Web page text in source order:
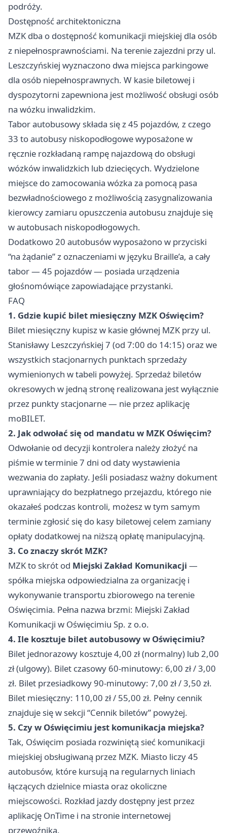
podróży.
Dostępność architektoniczna
MZK dba o dostępność komunikacji miejskiej dla osób
z niepełnosprawnościami. Na terenie zajezdni przy ul.
Leszczyńskiej wyznaczono dwa miejsca parkingowe
dla osób niepełnosprawnych. W kasie biletowej i
dyspozytorni zapewniona jest możliwość obsługi osób
na wózku inwalidzkim.
Tabor autobusowy składa się z 45 pojazdów, z czego
33 to autobusy niskopodłogowe wyposażone w
ręcznie rozkładaną rampę najazdową do obsługi
wózków inwalidzkich lub dziecięcych. Wydzielone
miejsce do zamocowania wózka za pomocą pasa
bezwładnościowego z możliwością zasygnalizowania
kierowcy zamiaru opuszczenia autobusu znajduje się
w autobusach niskopodłogowych.
Dodatkowo 20 autobusów wyposażono w przyciski
“na żądanie” z oznaczeniami w języku Braille’a, a cały
tabor — 45 pojazdów — posiada urządzenia
głośnomówiące zapowiadające przystanki.
FAQ
1. Gdzie kupić bilet miesięczny MZK Oświęcim?
Bilet miesięczny kupisz w kasie głównej MZK przy ul.
Stanisławy Leszczyńskiej 7 (od 7:00 do 14:15) oraz we
wszystkich stacjonarnych punktach sprzedaży
wymienionych w tabeli powyżej. Sprzedaż biletów
okresowych w jedną stronę realizowana jest wyłącznie
przez punkty stacjonarne — nie przez aplikację
moBILET.
2. Jak odwołać się od mandatu w MZK Oświęcim?
Odwołanie od decyzji kontrolera należy złożyć na
piśmie w terminie 7 dni od daty wystawienia
wezwania do zapłaty. Jeśli posiadasz ważny dokument
uprawniający do bezpłatnego przejazdu, którego nie
okazałeś podczas kontroli, możesz w tym samym
terminie zgłosić się do kasy biletowej celem zamiany
opłaty dodatkowej na niższą opłatę manipulacyjną.
3. Co znaczy skrót MZK?
MZK to skrót od Miejski Zakład Komunikacji —
spółka miejska odpowiedzialna za organizację i
wykonywanie transportu zbiorowego na terenie
Oświęcimia. Pełna nazwa brzmi: Miejski Zakład
Komunikacji w Oświęcimiu Sp. z o.o.
4. Ile kosztuje bilet autobusowy w Oświęcimiu?
Bilet jednorazowy kosztuje 4,00 zł (normalny) lub 2,00
zł (ulgowy). Bilet czasowy 60-minutowy: 6,00 zł / 3,00
zł. Bilet przesiadkowy 90-minutowy: 7,00 zł / 3,50 zł.
Bilet miesięczny: 110,00 zł / 55,00 zł. Pełny cennik
znajduje się w sekcji “Cennik biletów” powyżej.
5. Czy w Oświęcimiu jest komunikacja miejska?
Tak, Oświęcim posiada rozwiniętą sieć komunikacji
miejskiej obsługiwaną przez MZK. Miasto liczy 45
autobusów, które kursują na regularnych liniach
łączących dzielnice miasta oraz okoliczne
miejscowości. Rozkład jazdy dostępny jest przez
aplikację OnTime i na stronie internetowej
przewoźnika.